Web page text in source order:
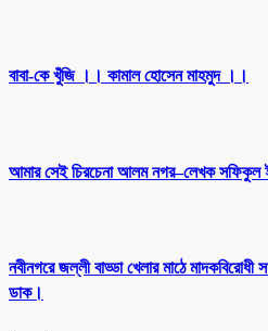
বাবা-কে খুঁজি ।। কামাল হোসেন মাহমুদ ।।
আমার সেই চিরচেনা আলম নগর–লেখক সফিকুল
নবীনগরে জল্লী বাড্ডা খেলার মাঠে
ডাক।